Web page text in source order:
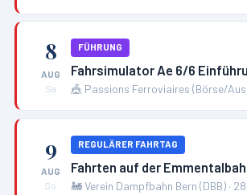
8
AUG
Sa
FÜHRUNG
Fahrsimulator Ae 6/6
🎪 Passions Ferroviaires (Börse/
9
AUG
So
REGULÄRER FAHRTAG
Fahrten auf der
🚂Verein Dampfbahn Bern (DBB) · 28